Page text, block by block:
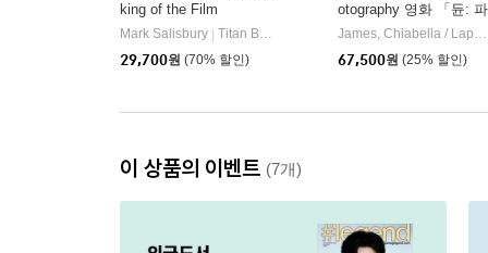
king of the Film
Mark Salisbury
Titan Books
29,700원 (70% 할인)
otography 영화 「듄: 파
트1」 사진집
James, Chiabella / Lapointe, Tanya / Ferguson, Rebecca
67,500원 (25% 할인)
이 상품의 이벤트 (7개)